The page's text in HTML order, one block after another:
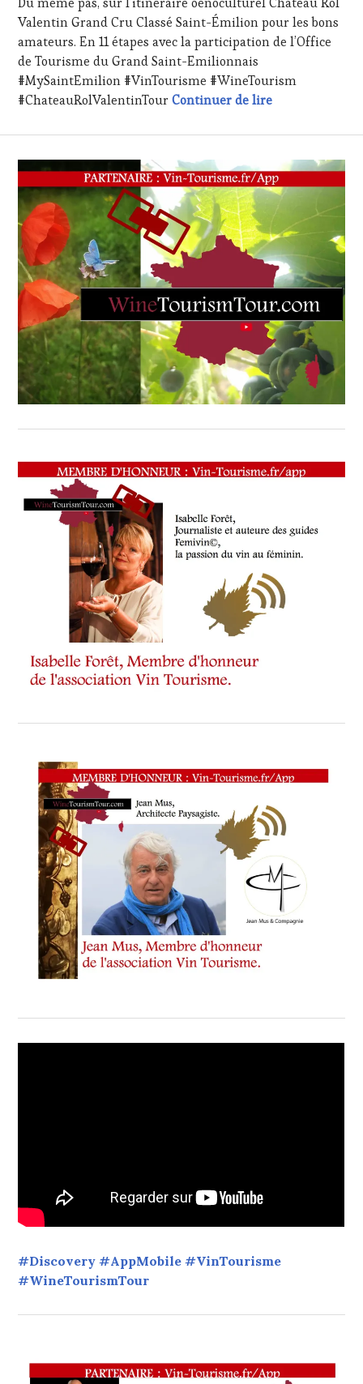
TV,
OENOTOURISME,
PARTENAIRES
VIN
TOURISME,
CHEF,
ŒNOLOGUE,
SOMMELIER
VIGNOBLES
WINE
TASTING
VOUCHER,
WINE
TOURISM
FAME,
WINE
TOURISM
TOUR
WINETASTINGVOUCHER.COM
Valentin Grand Cru Classé Saint-Émilion pour les bons
amateurs. En 11 étapes avec la participation de l’Office
de Tourisme du Grand Saint-Emilionnais
#MySaintEmilion #VinTourisme #WineTourism
#ChateauRolValentinTourContinuer de lireSaint-Émilion
#Discovery #AppMobile #VinTourisme
#WineTourismTour